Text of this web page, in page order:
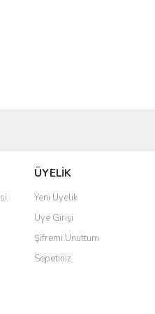
ÜYELİK
Yeni Üyelik
Üye Girişi
Şifremi Unuttum
Sepetiniz